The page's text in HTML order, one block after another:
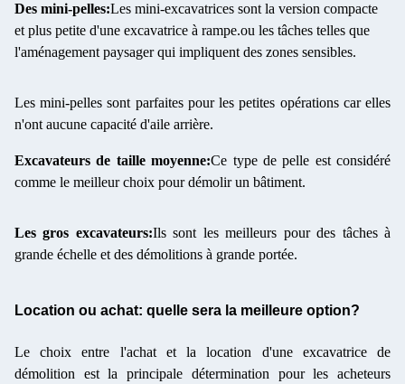
Des mini-pelles:Les mini-excavatrices sont la version compacte
et plus petite d'une excavatrice à rampe.ou les tâches telles que
l'aménagement paysager qui impliquent des zones sensibles.
Les mini-pelles sont parfaites pour les petites opérations car elles
n'ont aucune capacité d'aile arrière.
Excavateurs de taille moyenne:Ce type de pelle est considéré
comme le meilleur choix pour démolir un bâtiment.
Les gros excavateurs:Ils sont les meilleurs pour des tâches à
grande échelle et des démolitions à grande portée.
Location ou achat: quelle sera la meilleure option?
Le choix entre l'achat et la location d'une excavatrice de
démolition est la principale détermination pour les acheteurs